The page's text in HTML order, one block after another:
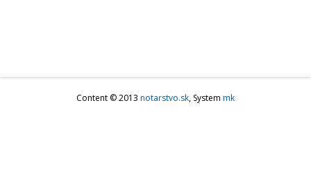
Content © 2013 notarstvo.sk, System mk